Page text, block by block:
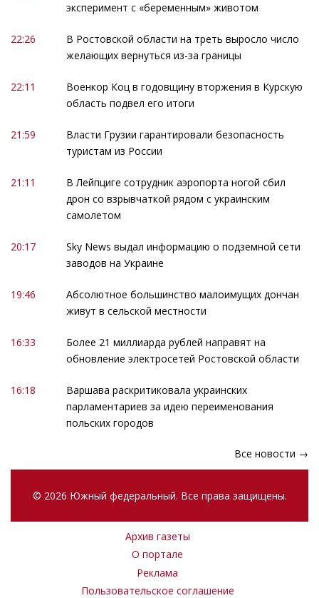
эксперимент с «беременным» животом
22:26
В Ростовской области на треть выросло число
желающих вернуться из-за границы
22:11
Военкор Коц в годовщину вторжения в Курскую
область подвел его итоги
21:59
Власти Грузии гарантировали безопасность
туристам из России
21:11
В Лейпциге сотрудник аэропорта ногой сбил
дрон со взрывчаткой рядом с украинским
самолетом
20:17
Sky News выдал информацию о подземной сети
заводов на Украине
19:46
Абсолютное большинство малоимущих дончан
живут в сельской местности
16:33
Более 21 миллиарда рублей направят на
обновление электросетей Ростовской области
16:18
Варшава раскритиковала украинских
парламентариев за идею переименования
польских городов
Все новости →
© 2026 Южный федеральный. Все права защищены.
Архив газеты
О портале
Реклама
Пользовательское соглашение